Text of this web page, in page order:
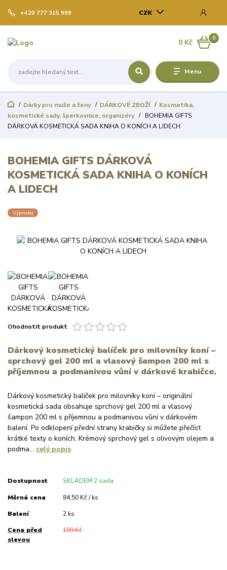
Menu
CZK
+420 777 315 999
0
0 Kč
Dárky pro muže a ženy DÁRKOVÉ ZBOŽÍ
Kosmetika,
kosmetické sady, šperkovnice, organizéry
BOHEMIA GIFTS
DÁRKOVÁ KOSMETICKÁ SADA KNIHA O KONÍCH A LIDECH
BOHEMIA GIFTS DÁRKOVÁ
KOSMETICKÁ SADA KNIHA O KONÍCH
A LIDECH
Výprodej
Ohodnotit produkt
Dárkový kosmetický balíček pro milovníky koní –
sprchový gel 200 ml a vlasový šampon 200 ml s
příjemnou a podmanivou vůní v dárkové krabičce.
Dárkový kosmetický balíček pro milovníky koní – originální
kosmetická sada obsahuje sprchový gel 200 ml a vlasový
šampon 200 ml s příjemnou a podmanivou vůní v dárkovém
balení. Po odklopení přední strany krabičky si můžete přečíst
krátké texty o koních. Krémový sprchový gel s olivovým olejem a
podma... celý popis
Dostupnost SKLADEM 2 sada
Měrná cena 84,50 Kč / ks
Balení 2 ks
Cena před
slevou
199 Kč